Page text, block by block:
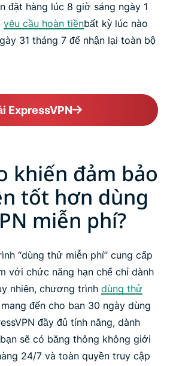
đặt hàng lúc 8 giờ sáng ngày 1
yêu cầu hoàn tiềnbất kỳ lúc nào
31 tháng 7 để nhận lại toàn bộ
ExpressVPN
khiến đảm bảo
tốt hơn dùng
miễn phí?
“dùng thử miễn phí” cung cấp
với chức năng hạn chế chỉ dành
nhiên, chương trình dùng thử
đến cho bạn 30 ngày dùng
đầy đủ tính năng, dành
sẽ có băng thông không giới
24/7 và toàn quyền truy cập